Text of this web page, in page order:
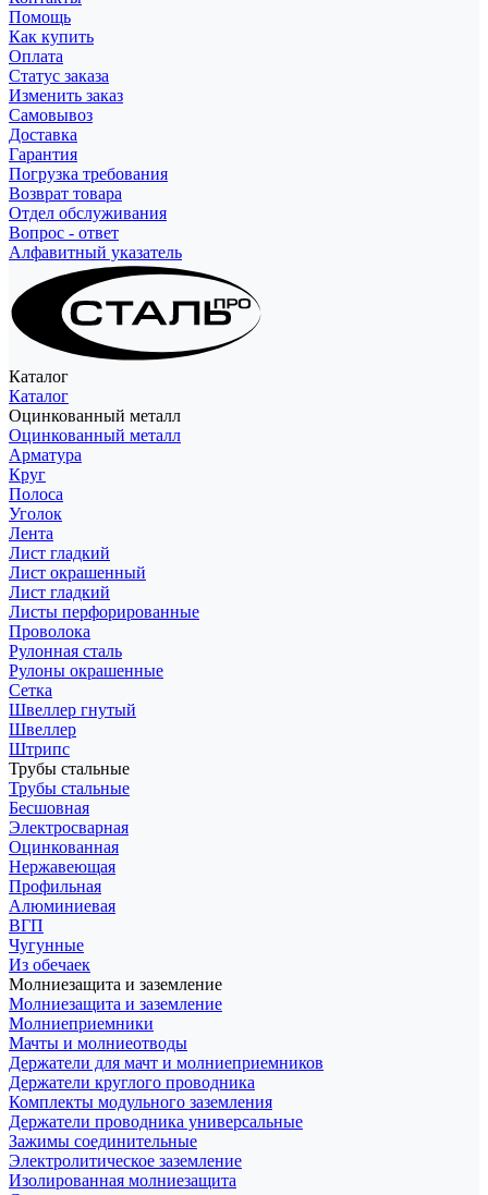
Помощь
Как купить
Оплата
Статус заказа
Изменить заказ
Самовывоз
Доставка
Гарантия
Погрузка требования
Возврат товара
Отдел обслуживания
Вопрос - ответ
Алфавитный указатель
Каталог
Каталог
Оцинкованный металл
Оцинкованный металл
Арматура
Круг
Полоса
Уголок
Лента
Лист гладкий
Лист окрашенный
Лист гладкий
Листы перфорированные
Проволока
Рулонная сталь
Рулоны окрашенные
Сетка
Швеллер гнутый
Швеллер
Штрипс
Трубы стальные
Трубы стальные
Бесшовная
Электросварная
Оцинкованная
Нержавеющая
Профильная
Алюминиевая
ВГП
Чугунные
Из обечаек
Молниезащита и заземление
Молниезащита и заземление
Молниеприемники
Мачты и молниеотводы
Держатели для мачт и молниеприемников
Держатели круглого проводника
Комплекты модульного заземления
Держатели проводника универсальные
Зажимы соединительные
Электролитическое заземление
Изолированная молниезащита